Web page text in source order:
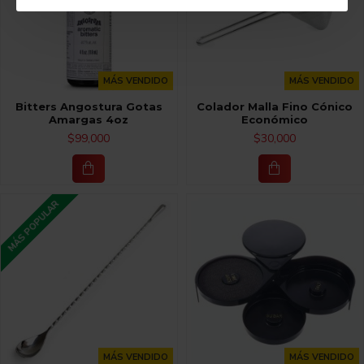
MÁS VENDIDO
Bitters Angostura Gotas
Amargas 4oz
$99,000
MÁS VENDIDO
Colador Malla Fino Cónico
Económico
$30,000
MÁS VENDIDO
MÁS POPULAR
MÁS VENDIDO